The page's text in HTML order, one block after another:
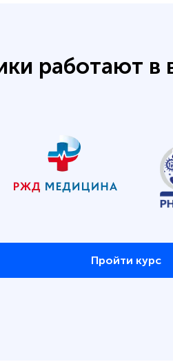
работают в
Пройти курс